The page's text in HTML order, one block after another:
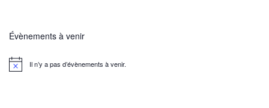
Évènements à venir
Il n’y a pas d’évènements à venir.